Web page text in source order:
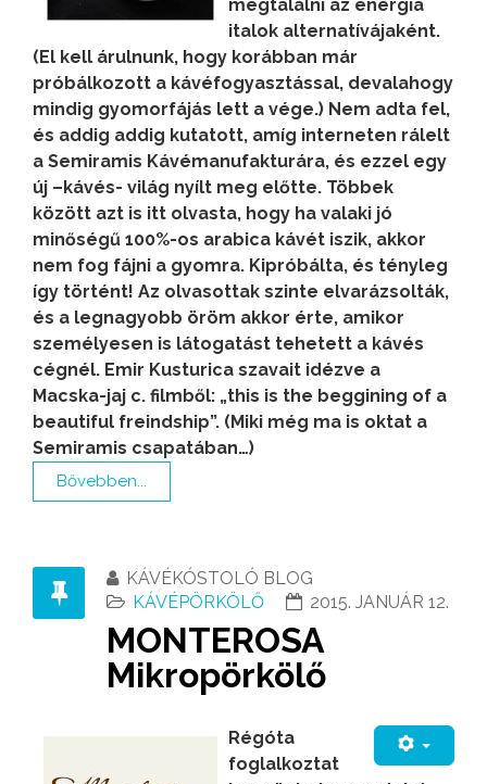
megtalálni az energia
italok alternatívájaként.
(El kell árulnunk, hogy korábban már
próbálkozott a kávéfogyasztással, devalahogy
mindig gyomorfájás lett a vége.) Nem adta fel,
és addig addig kutatott, amíg interneten rálelt
a Semiramis Kávémanufakturára, és ezzel egy
új –kávés- világ nyílt meg előtte. Többek
között azt is itt olvasta, hogy ha valaki jó
minőségű 100%-os arabica kávét iszik, akkor
nem fog fájni a gyomra. Kipróbálta, és tényleg
így történt! Az olvasottak szinte elvarázsolták,
és a legnagyobb öröm akkor érte, amikor
személyesen is látogatást tehetett a kávés
cégnél. Emir Kusturica szavait idézve a
Macska-jaj c. filmből: „this is the beggining of a
beautiful freindship”. (Miki még ma is oktat a
Semiramis csapatában…)
Bővebben...
KÁVÉKÓSTOLÓ BLOG
KÁVÉPÖRKÖLŐ
2015. JANUÁR 12.
MONTEROSA
Mikropörkölő
Régóta
foglalkoztat